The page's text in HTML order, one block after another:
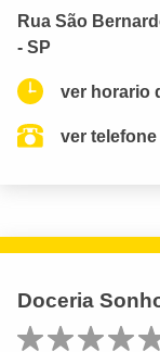
Rua São
- SP
ver horario
ver telefone
Doceria